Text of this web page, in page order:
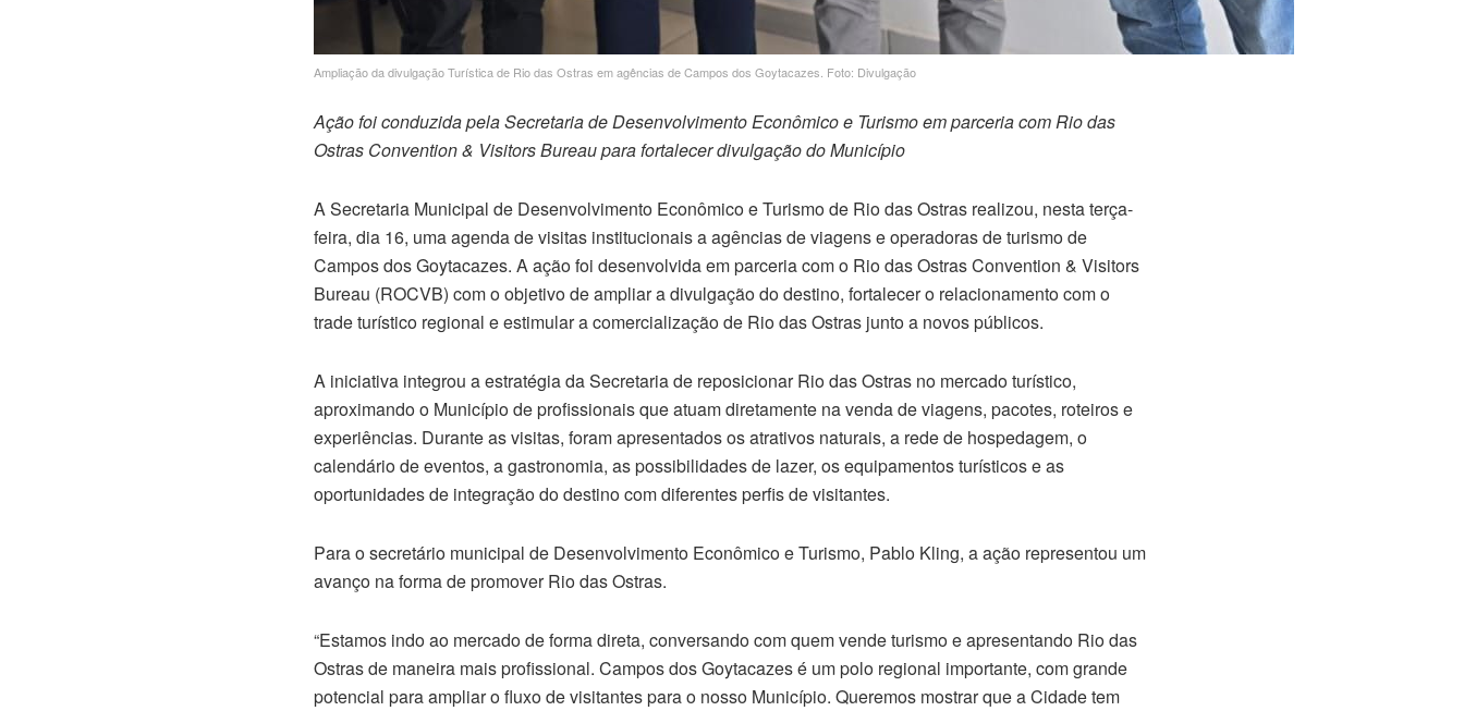
Ampliação da divulgação Turística de Rio das Ostras em agências de Campos dos Goytacazes. Foto: Divulgação
Ação foi conduzida pela Secretaria de Desenvolvimento Econômico e Turismo em parceria com Rio das
Ostras Convention & Visitors Bureau para fortalecer divulgação do Município
A Secretaria Municipal de Desenvolvimento Econômico e Turismo de Rio das Ostras realizou, nesta terça-
feira, dia 16, uma agenda de visitas institucionais a agências de viagens e operadoras de turismo de
Campos dos Goytacazes. A ação foi desenvolvida em parceria com o Rio das Ostras Convention & Visitors
Bureau (ROCVB) com o objetivo de ampliar a divulgação do destino, fortalecer o relacionamento com o
trade turístico regional e estimular a comercialização de Rio das Ostras junto a novos públicos.
A iniciativa integrou a estratégia da Secretaria de reposicionar Rio das Ostras no mercado turístico,
aproximando o Município de profissionais que atuam diretamente na venda de viagens, pacotes, roteiros e
experiências. Durante as visitas, foram apresentados os atrativos naturais, a rede de hospedagem, o
calendário de eventos, a gastronomia, as possibilidades de lazer, os equipamentos turísticos e as
oportunidades de integração do destino com diferentes perfis de visitantes.
Para o secretário municipal de Desenvolvimento Econômico e Turismo, Pablo Kling, a ação representou um
avanço na forma de promover Rio das Ostras.
“Estamos indo ao mercado de forma direta, conversando com quem vende turismo e apresentando Rio das
Ostras de maneira mais profissional. Campos dos Goytacazes é um polo regional importante, com grande
potencial para ampliar o fluxo de visitantes para o nosso Município. Queremos mostrar que a Cidade tem